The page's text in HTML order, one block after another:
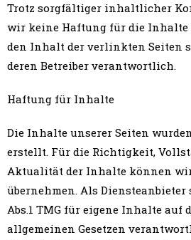
Trotz sorgfältiger inhaltlicher
wir keine Haftung für die Inhalte
den Inhalt der verlinkten Seiten
deren Betreiber verantwortlich.
Haftung für Inhalte
Die Inhalte unserer Seiten
erstellt. Für die Richtigkeit,
Aktualität der Inhalte können
übernehmen. Als Diensteanbieter
Abs.1 TMG für eigene Inhalte auf
allgemeinen Gesetzen